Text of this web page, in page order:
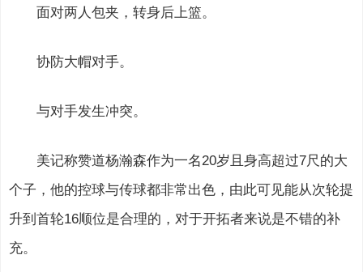
面对两人包夹，转身后上篮。
协防大帽对手。
与对手发生冲突。
美记称赞道杨瀚森作为一名20岁且身高超过7尺的大
个子，他的控球与传球都非常出色，由此可见能从次轮提
升到首轮16顺位是合理的，对于开拓者来说是不错的补
充。